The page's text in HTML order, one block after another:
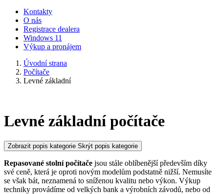
Kontakty
O nás
Registrace dealera
Windows 11
Výkup a pronájem
Úvodní strana
Počítače
Levné základní
Levné základní počítače
Zobrazit popis kategorie Skrýt popis kategorie
Repasované stolní počítače jsou stále oblíbenější především díky
své ceně, která je oproti novým modelům podstatně nižší. Nemusíte
se však bát, neznamená to sníženou kvalitu nebo výkon. Výkup
techniky provádíme od velkých bank a výrobních závodů, nebo od